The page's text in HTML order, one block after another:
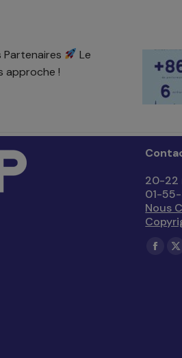
Partenaires
Le
approche !
20-22
01-
Nous
La
La